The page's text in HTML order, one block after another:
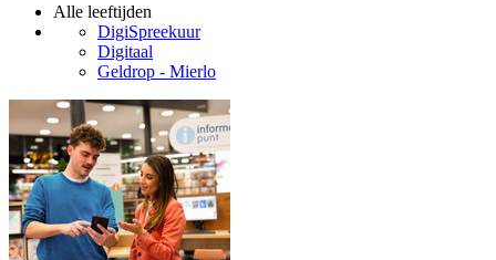
Alle leeftijden
DigiSpreekuur
Digitaal
Geldrop - Mierlo